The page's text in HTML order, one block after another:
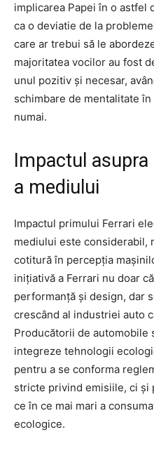
implicarea Papei în o astfel
ca o deviatie de la
care ar trebui să le
majoritatea vocilor au fost
unul pozitiv și necesar,
schimbare de mentalitate
numai.
Impactul
a mediului
Impactul primului Ferrari
mediului este considerabil,
cotitură în percepția
inițiativă a Ferrari nu doar
performanță și design, dar
crescând al industriei auto
Producătorii de automobile
integreze tehnologii
pentru a se conforma
stricte privind emisiile, ci și
ce în ce mai mari a
ecologice.